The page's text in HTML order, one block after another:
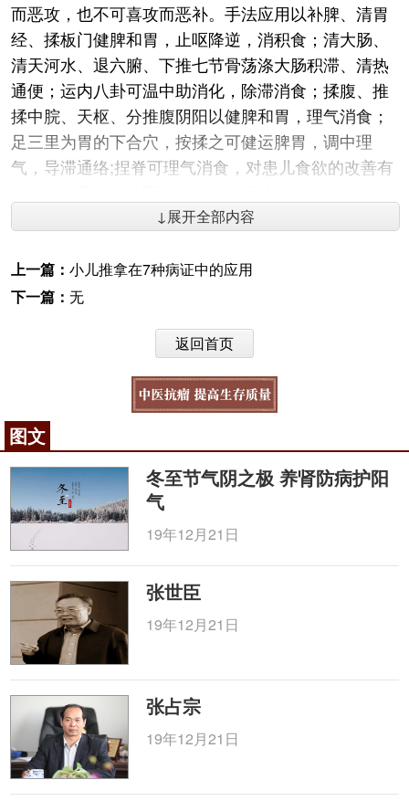
而恶攻，也不可喜攻而恶补。手法应用以补脾、清胃
经、揉板门健脾和胃，止呕降逆，消积食；清大肠、
清天河水、退六腑、下推七节骨荡涤大肠积滞、清热
通便；运内八卦可温中助消化，除滞消食；揉腹、推
揉中脘、天枢、分推腹阴阳以健脾和胃，理气消食；
足三里为胃的下合穴，按揉之可健运脾胃，调中理
气，导滞通络;捏脊可理气消食，对患儿食欲的改善有
顺畅，则清阳自升，浊阴自降，达到健脾益气，消食
穴位贴敷疗法是以中医理论为基础，以整体观念
和辨证论治为原则，根据经络学说，选取一定的腧
穴，并采用适当的药物进行贴敷，通过经络与药物的
刺激作用，调理脏腑阴阳，疏通经络气血，从而达到
治疗疾病的一种疗法。针对小儿脾胃病的治疗，本研
究选择神阙穴作为刺激位点。神阙穴位于腹部正中，
邻近胃、肝胆、胰、肠等消化系统器官，根据腧穴所
在的部位，“经脉所过，主治所及”的主治特点，神阙
穴对消化系统疾病起着非常重要的治疗作用。现代医
学认为，脐部表皮角质层薄，无皮下脂肪，屏障功能
弱，外皮与筋膜、腹膜相连，并布有丰富的血管神经
网，故而此处敷药有较强而迅速的吸收功能，刺激该
穴能通过脐部的经络及血液循行速达病所，起到健脾
和胃益气消食的作用。健脾贴中建曲、鸡内金消食化
滞，使食消则脾胃和，木香、莱菔子消食行气通便，
砂仁有化湿开胃、温脾止泻，广藿香能芳香化浊、开
胃止呕；白术健脾益气等。诸药合用，共奏健脾化
滞，行气消食之功。根据穴位贴敷作用原理，药物通
过穴位刺激或透皮吸收作用于机体，达到治疗目的。
虽本方均选用药性平和、刺激性较小的中药制剂，但
因小儿皮肤娇嫩、薄弱，为避免皮肤损伤影响下一次
↓展开全部内容
上一篇： 小儿推拿在7种病证中的应用
下一篇： 无
返回首页
图文
冬至节气阴之极 养肾防病护阳
气
19年12月21日
张世臣
19年12月21日
张占宗
19年12月21日